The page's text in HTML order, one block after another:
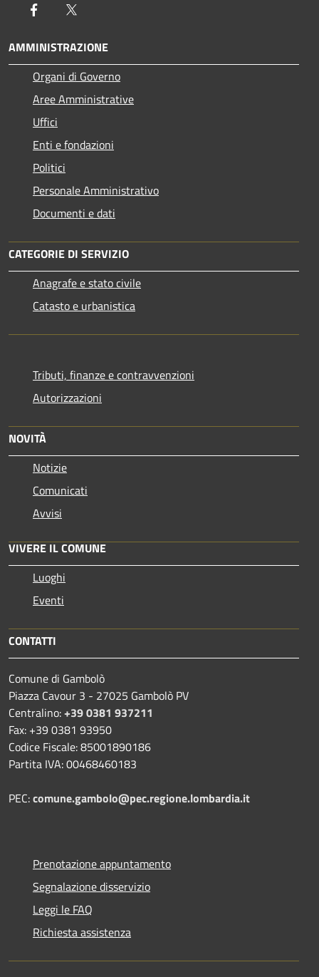
Facebook
AMMINISTRAZIONE
Organi di Governo
Aree Amministrative
Uffici
Enti e fondazioni
Politici
Personale Amministrativo
Documenti e dati
CATEGORIE DI SERVIZIO
Anagrafe e stato civile
Catasto e urbanistica
Tributi, finanze e contravvenzioni
Autorizzazioni
NOVITÀ
Notizie
Comunicati
Avvisi
VIVERE IL COMUNE
Luoghi
Eventi
CONTATTI
Comune di Gambolò
Piazza Cavour 3 - 27025 Gambolò PV
Centralino:+39 0381 937211
Fax: +39 0381 93950
Codice Fiscale: 85001890186
Partita IVA: 00468460183
PEC:comune.gambolo@pec.regione.lombardia.it
Prenotazione appuntamento
Segnalazione disservizio
Leggi le FAQ
Richiesta assistenza